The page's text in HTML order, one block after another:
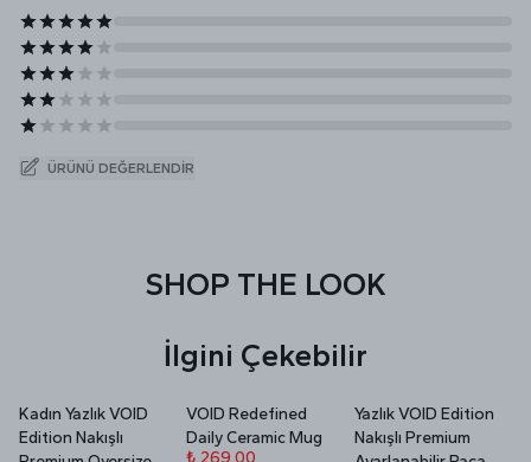
ÜRÜNÜ DEĞERLENDIR
SHOP THE LOOK
İlgini Çekebilir
Kadın Yazlık VOID
Edition Nakışlı
VOID Redefined
Daily Ceramic Mug
₺ 269.00
Yazlık VOID Edition
Nakışlı Premium